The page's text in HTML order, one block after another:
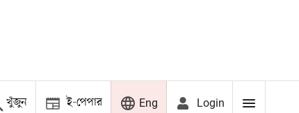
খুঁজুন ই-পেপার Eng Login